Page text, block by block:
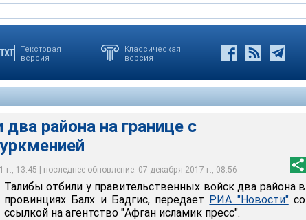
Текстовая
версия
Классическая
версия
района на границе с
13:45 | последнее обновление: 07 декабря 2017 г., 08:56
Талибы отбили у правительственных войск два района в
провинциях Балх и Бадгис, передает РИА "Новости"со
ссылкой на агентство "Афган исламик пресс".